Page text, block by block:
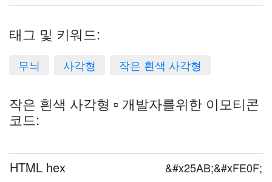
태그 및 키워드:
무늬 사각형 작은 흰색 사각형
작은 흰색 사각형 ▫️ 개발자를위한 이모티콘
코드:
HTML hex &#x25AB;&#xFE0F;